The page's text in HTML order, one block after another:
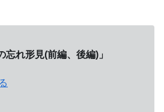
れ形見(前編、後編)」